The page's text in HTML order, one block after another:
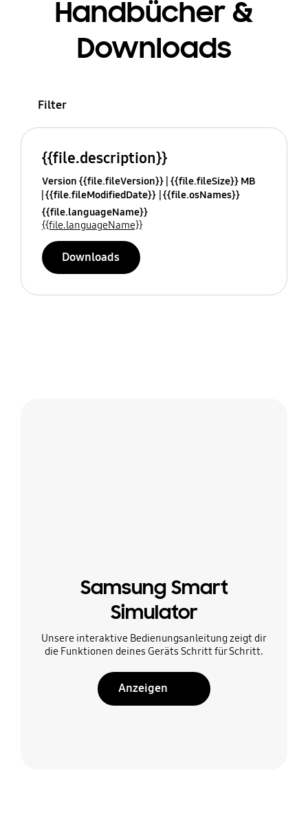
Handbücher &
Downloads
Filter
{{file.description}}
Version {{file.fileVersion}} {{file.fileSize}} MB
{{file.fileModifiedDate}} {{file.osNames}}
{{file.languageName}}
{{file.languageName}}
Downloads
Samsung Smart
Simulator
Unsere interaktive Bedienungsanleitung zeigt dir
die Funktionen deines Geräts Schritt für Schritt.
Anzeigen